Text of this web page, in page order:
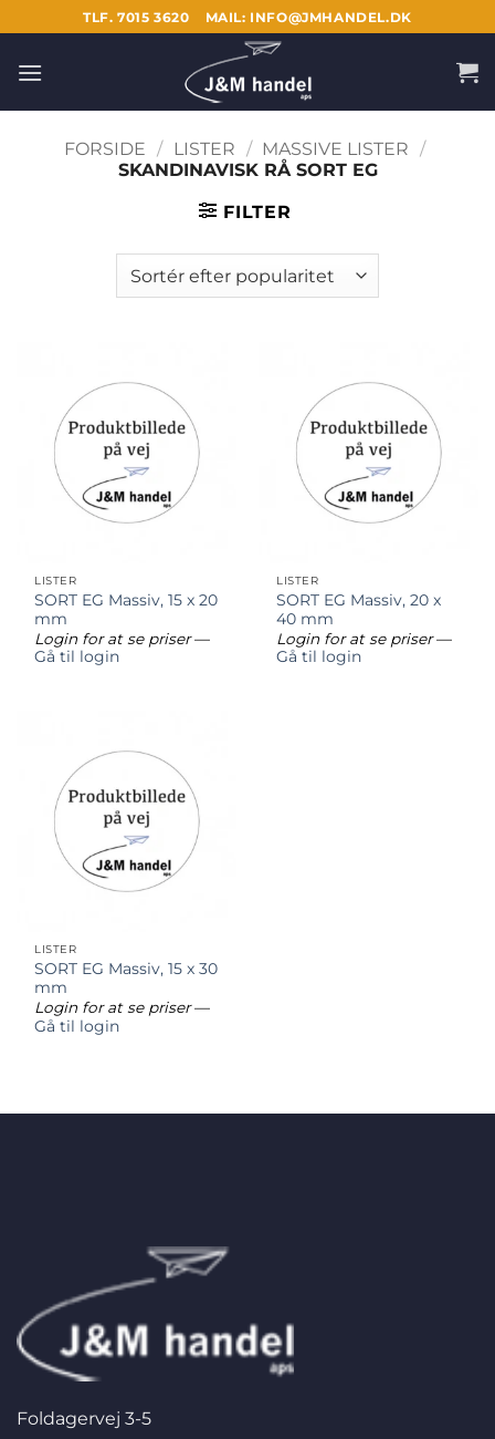
til
indhold
TLF. 7015 3620 MAIL: INFO@JMHANDEL.DK
FORSIDE / LISTER / MASSIVE LISTER /
SKANDINAVISK RÅ SORT EG
FILTER
LISTER
SORT EG Massiv, 15 x 20
mm
Login for at se priser—
Gå til login
LISTER
SORT EG Massiv, 20 x
40 mm
Login for at se priser—
Gå til login
LISTER
SORT EG Massiv, 15 x 30
mm
Login for at se priser—
Gå til login
Foldagervej 3-5